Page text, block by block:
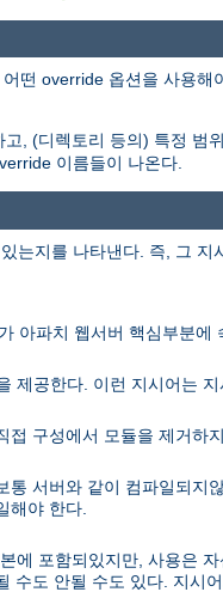
떤 override 옵션을 사용해
고, (디렉토리 등의) 특정 범
이름들이 나온다.
는지를 나타낸다. 즉, 그
아파치 웹서버 핵심부분에
제공한다. 이런 지시어는
접 구성에서 모듈을 제거하
통 서버와 같이 컴파일되
해야 한다.
에 포함되있지만, 사용은
수도 안될 수도 있다. 지시